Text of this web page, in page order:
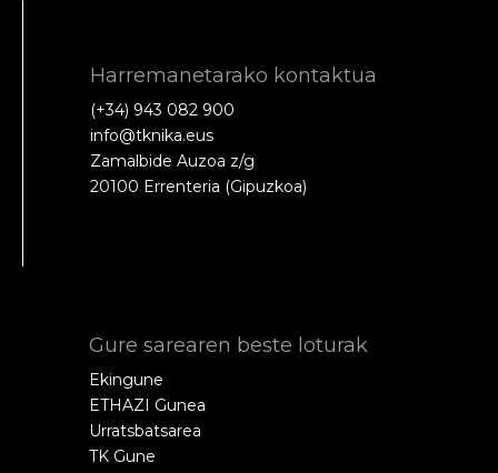
Harremanetarako kontaktua
(+34) 943 082 900
info@tknika.eus
Zamalbide Auzoa z/g
20100 Errenteria (Gipuzkoa)
Gure sarearen beste loturak
Ekingune
ETHAZI Gunea
Urratsbatsarea
TK Gune